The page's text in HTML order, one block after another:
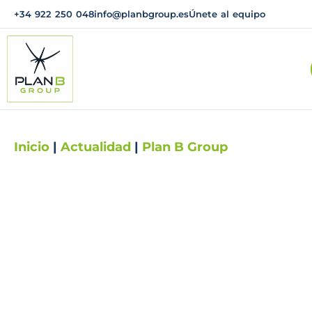
+34 922 250 048info@planbgroup.esÚnete al equipo
Inicio | Actualidad | Plan B Group